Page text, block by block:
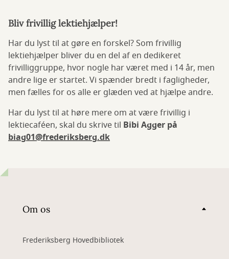
Bliv frivillig lektiehjælper!
Har du lyst til at gøre en forskel? Som frivillig
lektiehjælper bliver du en del af en dedikeret
frivilliggruppe, hvor nogle har været med i 14 år, men
andre lige er startet. Vi spænder bredt i fagligheder,
men fælles for os alle er glæden ved at hjælpe andre.
Har du lyst til at høre mere om at være frivillig i
lektiecaféen, skal du skrive til Bibi Agger på
biag01@frederiksberg.dk
Om os
Frederiksberg Hovedbibliotek